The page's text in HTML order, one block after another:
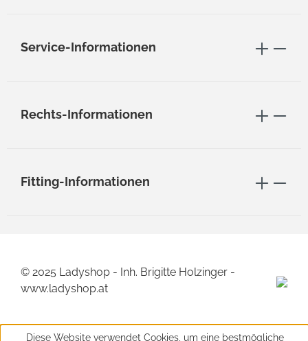
Service-Informationen
Rechts-Informationen
Fitting-Informationen
© 2025 Ladyshop - Inh. Brigitte Holzinger -
www.ladyshop.at
Diese Website verwendet Cookies, um eine bestmögliche